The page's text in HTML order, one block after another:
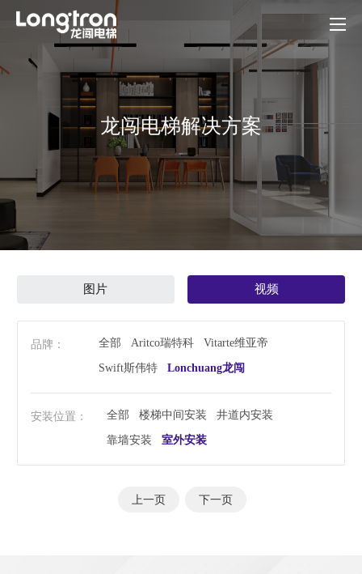
龙闯电梯解决方案
图片 视频
品牌： 全部 Aritco瑞特科 Vitarte维亚帝
Swift斯伟特 Lonchuang龙闯
安装位置： 全部 楼梯中间安装 井道内安装
靠墙安装 室外安装
上一页 下一页